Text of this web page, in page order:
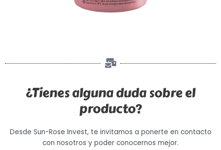
¿Tienes alguna duda sobre el
producto?
Desde Sun-Rose Invest, te invitamos a ponerte en contacto
con nosotros y poder conocernos mejor.